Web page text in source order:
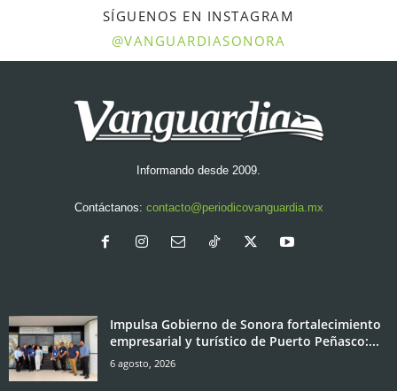
SÍGUENOS EN INSTAGRAM
@VANGUARDIASONORA
Informando desde 2009.
Contáctanos: contacto@periodicovanguardia.mx
Impulsa Gobierno de Sonora fortalecimiento
empresarial y turístico de Puerto Peñasco:...
6 agosto, 2026